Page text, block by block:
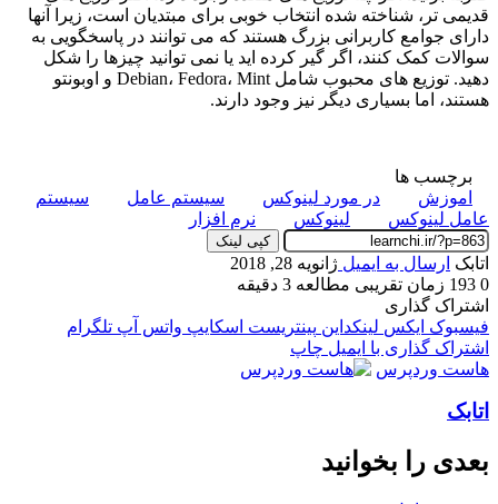
قدیمی تر، شناخته شده انتخاب خوبی برای مبتدیان است، زیرا آنها
دارای جوامع کاربرانی بزرگ هستند که می توانند در پاسخگویی به
سوالات کمک کنند، اگر گیر کرده اید یا نمی توانید چیزها را شکل
دهید.
توزیع های محبوب شامل Debian، Fedora، Mint و اوبونتو
هستند، اما بسیاری دیگر نیز وجود دارند.
برچسب ها
اموزش
در مورد لینوکس سیستم عامل
سیستم
عامل لینوکس
لینوکس نرم افزار
کپی لینک
اتابک ارسال به ایمیل ژانویه 28, 2018
0
زمان تقریبی مطالعه 3 دقیقه
اشتراک گذاری
فیسبوک ایکس لینکداین پینتریست اسکایپ واتس آپ تلگرام
اشتراک گذاری با ایمیل چاپ
هاست وردپرس
اتابک
بعدی را بخوانید